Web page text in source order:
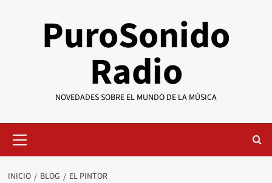
PuroSonido
Radio
NOVEDADES SOBRE EL MUNDO DE LA MÚSICA
primario
INICIO BLOG EL PINTOR